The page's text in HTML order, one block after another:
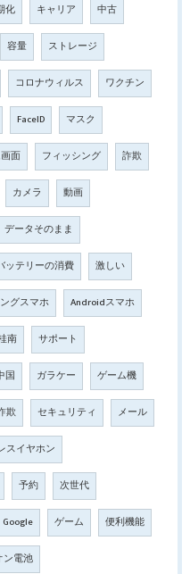
化 キャリア 中古
容量 ストレージ
コロナウィルス ワクチン
FaceID マスク
面 フィッシング 詐欺
カメラ 動画
データそのまま
ッテリーの消費 激しい
グスマホ Androidスマホ
南 サポート
国 ガラケー ゲーム機
欺 セキュリティ メール
スイヤホン
予約 次世代
Google ゲーム 便利機能
ン電池